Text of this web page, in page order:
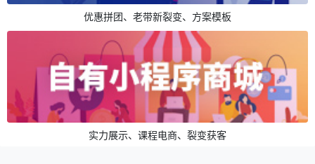
优惠拼团、老带新裂变、方案模板
实力展示、课程电商、裂变获客